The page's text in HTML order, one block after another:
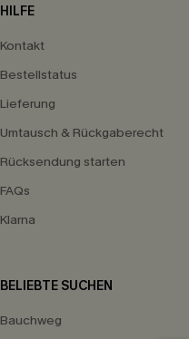
HILFE
Kontakt
Bestellstatus
Lieferung
Umtausch & Rückgaberecht
Rücksendung starten
FAQs
Klarna
BELIEBTE SUCHEN
Bauchweg